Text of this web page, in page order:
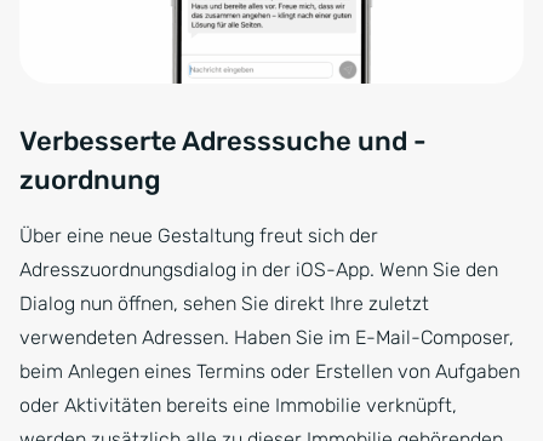
Verbesserte Adresssuche und -
zuordnung
Über eine neue Gestaltung freut sich der
Adresszuordnungsdialog in der iOS-App. Wenn Sie den
Dialog nun öffnen, sehen Sie direkt Ihre zuletzt
verwendeten Adressen. Haben Sie im E-Mail-Composer,
beim Anlegen eines Termins oder Erstellen von Aufgaben
oder Aktivitäten bereits eine Immobilie verknüpft,